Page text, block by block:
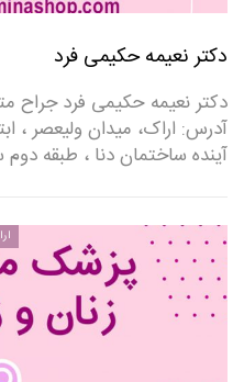
دکتر نعیمه حکیمی فرد
دکتر نعیمه حکیمی فرد جراح
آدرس: اراک، میدان ولیعصر ،
آینده ساختمان دنا ، طبقه